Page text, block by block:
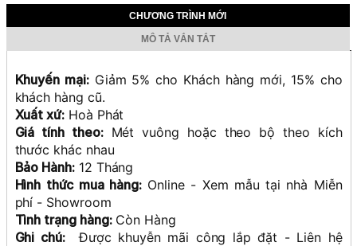
CHƯƠNG TRÌNH MỚI
MÔ TẢ VẮN TẮT
Khuyến mại:Giảm 5% cho Khách hàng mới, 15% cho
khách hàng cũ.
Xuất xứ: Hoà Phát
Giá tính theo:Mét vuông hoặc theo bộ theo kích
thước khác nhau
Bảo Hành:12 Tháng
Hình thức mua hàng:Online - Xem mẫu tại nhà Miễn
phí - Showroom
Tình trạng hàng:Còn Hàng
Ghi chú:Được khuyễn mãi công lắp đặt - Liên hệ